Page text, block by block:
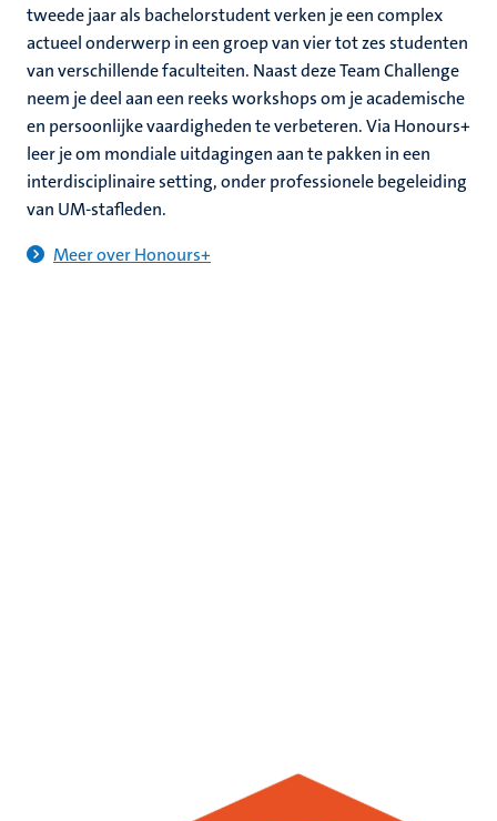
tweede jaar als bachelorstudent verken je een complex
actueel onderwerp in een groep van vier tot zes studenten
van verschillende faculteiten. Naast deze Team Challenge
neem je deel aan een reeks workshops om je academische
en persoonlijke vaardigheden te verbeteren. Via Honours+
leer je om mondiale uitdagingen aan te pakken in een
interdisciplinaire setting, onder professionele begeleiding
van UM-stafleden.
Meer over Honours+